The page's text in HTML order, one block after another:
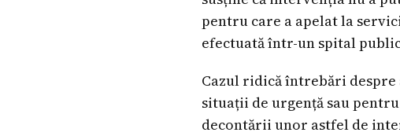
pentru care a apelat la
efectuată într-un spital
Cazul ridică întrebări
situații de urgență sau
decontării unor astfel de